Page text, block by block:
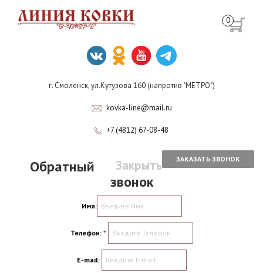
г. Смоленск, ул.Кутузова 160 (напротив "МЕТРО")
kovka-line@mail.ru
+7 (4812) 67-08-48
ЗАКАЗАТЬ ЗВОНОК
Закрыть
Обратный
звонок
Имя:
Телефон: *
E-mail:
0